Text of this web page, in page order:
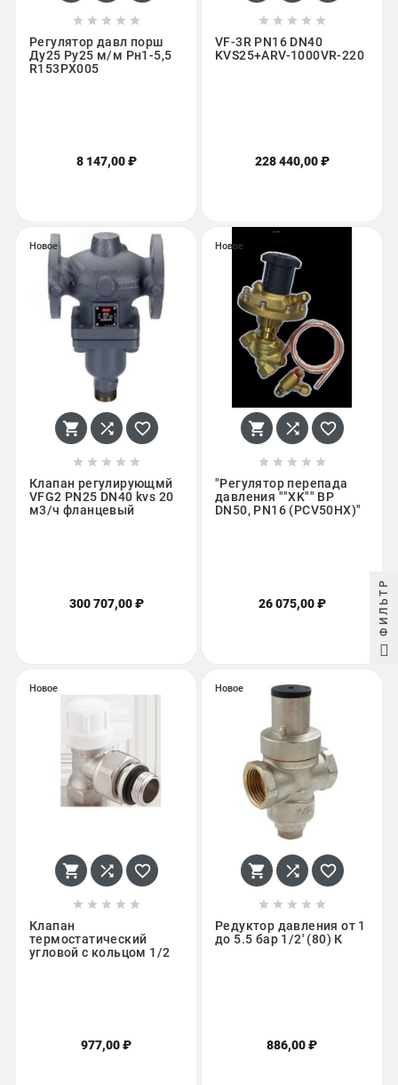
    
Регулятор давл порш
Ду25 Ру25 м/м Рн1-5,5
R153PX005
8 147,00 ₽
    
VF-3R PN16 DN40
KVS25+ARV-1000VR-220
228 440,00 ₽
Новое
  
    
Клапан регулирующмй
VFG2 PN25 DN40 kvs 20
м3/ч фланцевый
300 707,00 ₽
Новое
  
    
"Регулятор перепада
давления ""XK"" ВР
DN50, PN16 (PCV50HX)"
26 075,00 ₽
Новое
  
    
Клапан
термостатический
угловой с кольцом 1/2
977,00 ₽
Новое
  
    
Редуктор давления от 1
до 5.5 бар 1/2' (80) К
886,00 ₽
ФИЛЬТР